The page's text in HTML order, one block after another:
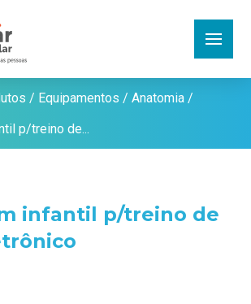
/ Equipamentos / Anatomia /
p/treino de...
infantil p/treino de